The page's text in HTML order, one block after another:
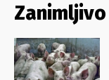
Zanimljivo